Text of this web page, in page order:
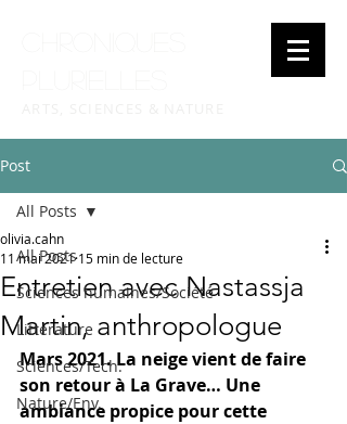
Post
All Posts
Sciences humaines/Société
Littérature
Sciences/Tech.
Nature/Env.
All Posts
Entretien avec Nastassja
Martin, anthropologue
olivia.cahn
11 mai 2021 15 min de lecture
Mars 2021. La neige vient de faire
son retour à La Grave… Une
ambiance propice pour cette